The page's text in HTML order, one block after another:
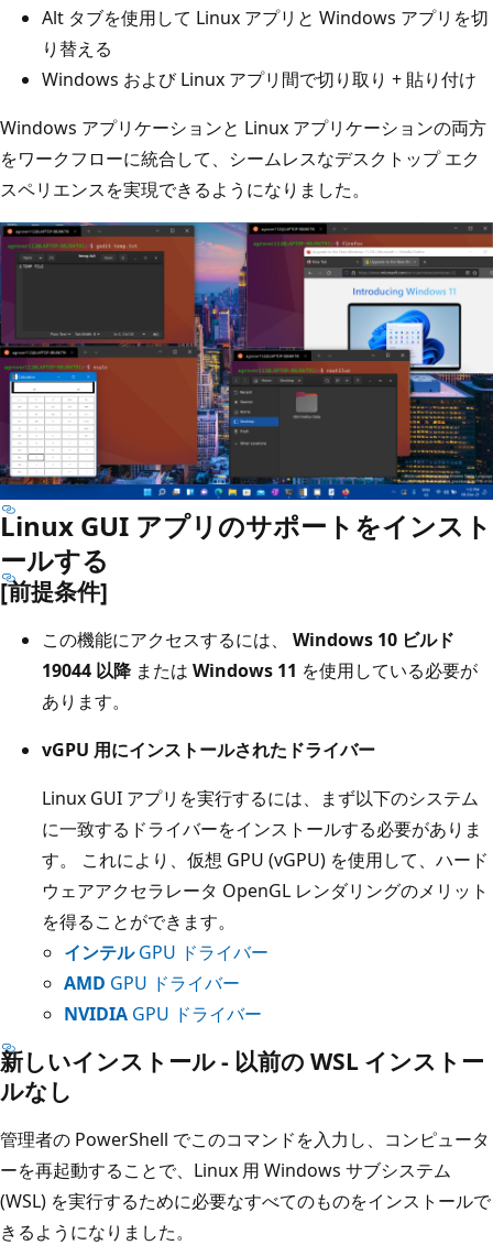
Alt タブを使用して Linux アプリと Windows アプリを切
り替える
Windows および Linux アプリ間で切り取り + 貼り付け
Windows アプリケーションと Linux アプリケーションの両方
をワークフローに統合して、シームレスなデスクトップ エク
スペリエンスを実現できるようになりました。
Linux GUI アプリのサポートをインスト
ールする
[前提条件]
この機能にアクセスするには、 Windows 10 ビルド
19044 以降 または Windows 11 を使用している必要が
あります。
vGPU 用にインストールされたドライバー
Linux GUI アプリを実行するには、まず以下のシステム
に一致するドライバーをインストールする必要がありま
す。 これにより、仮想 GPU (vGPU) を使用して、ハード
ウェアアクセラレータ OpenGL レンダリングのメリット
を得ることができます。
インテルGPU ドライバー
AMD GPU ドライバー
NVIDIA GPU ドライバー
新しいインストール - 以前の WSL インストー
ルなし
管理者の PowerShell でこのコマンドを入力し、コンピュータ
ーを再起動することで、Linux 用 Windows サブシステム
(WSL) を実行するために必要なすべてのものをインストールで
きるようになりました。